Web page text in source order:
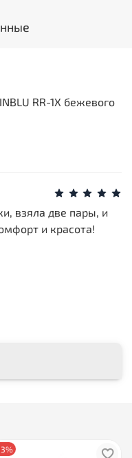
RR-1X бежевого
взяла две пары, и
и красота!